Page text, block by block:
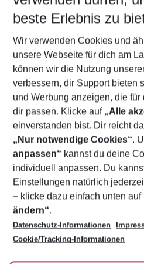
5-8
2 Erwachsene Keine Kinder
Mehr Filter
Footer
Footer navigation
Über uns
AGB
Bestpreisgarantie
Cookie-Einstellungen ändern
Cookie-Richtlinie
Agenturbetreuung
Barrierefreies Reisen
Folge uns
beste Erlebnis zu
Wir verwenden Cookies und
unsere Webseite für dich am
können wir die Nutzung
verbessern, dir Support bieten
und Werbung anzeigen, die
dir passen. Klicke auf „Alle
einverstanden bist. Dir reicht
„Nur notwendige Cookies“.
anpassen“ kannst du deine
individuell anpassen. Du
Einstellungen natürlich
– klicke dazu einfach unten auf
ändern“.
Datenschutz-Informationen
Cookie/Tracking-Informationen